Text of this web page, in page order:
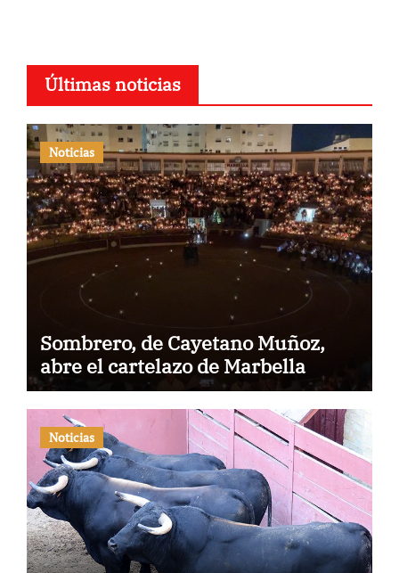
Últimas noticias
Noticias
Sombrero, de Cayetano Muñoz,
abre el cartelazo de Marbella
Noticias